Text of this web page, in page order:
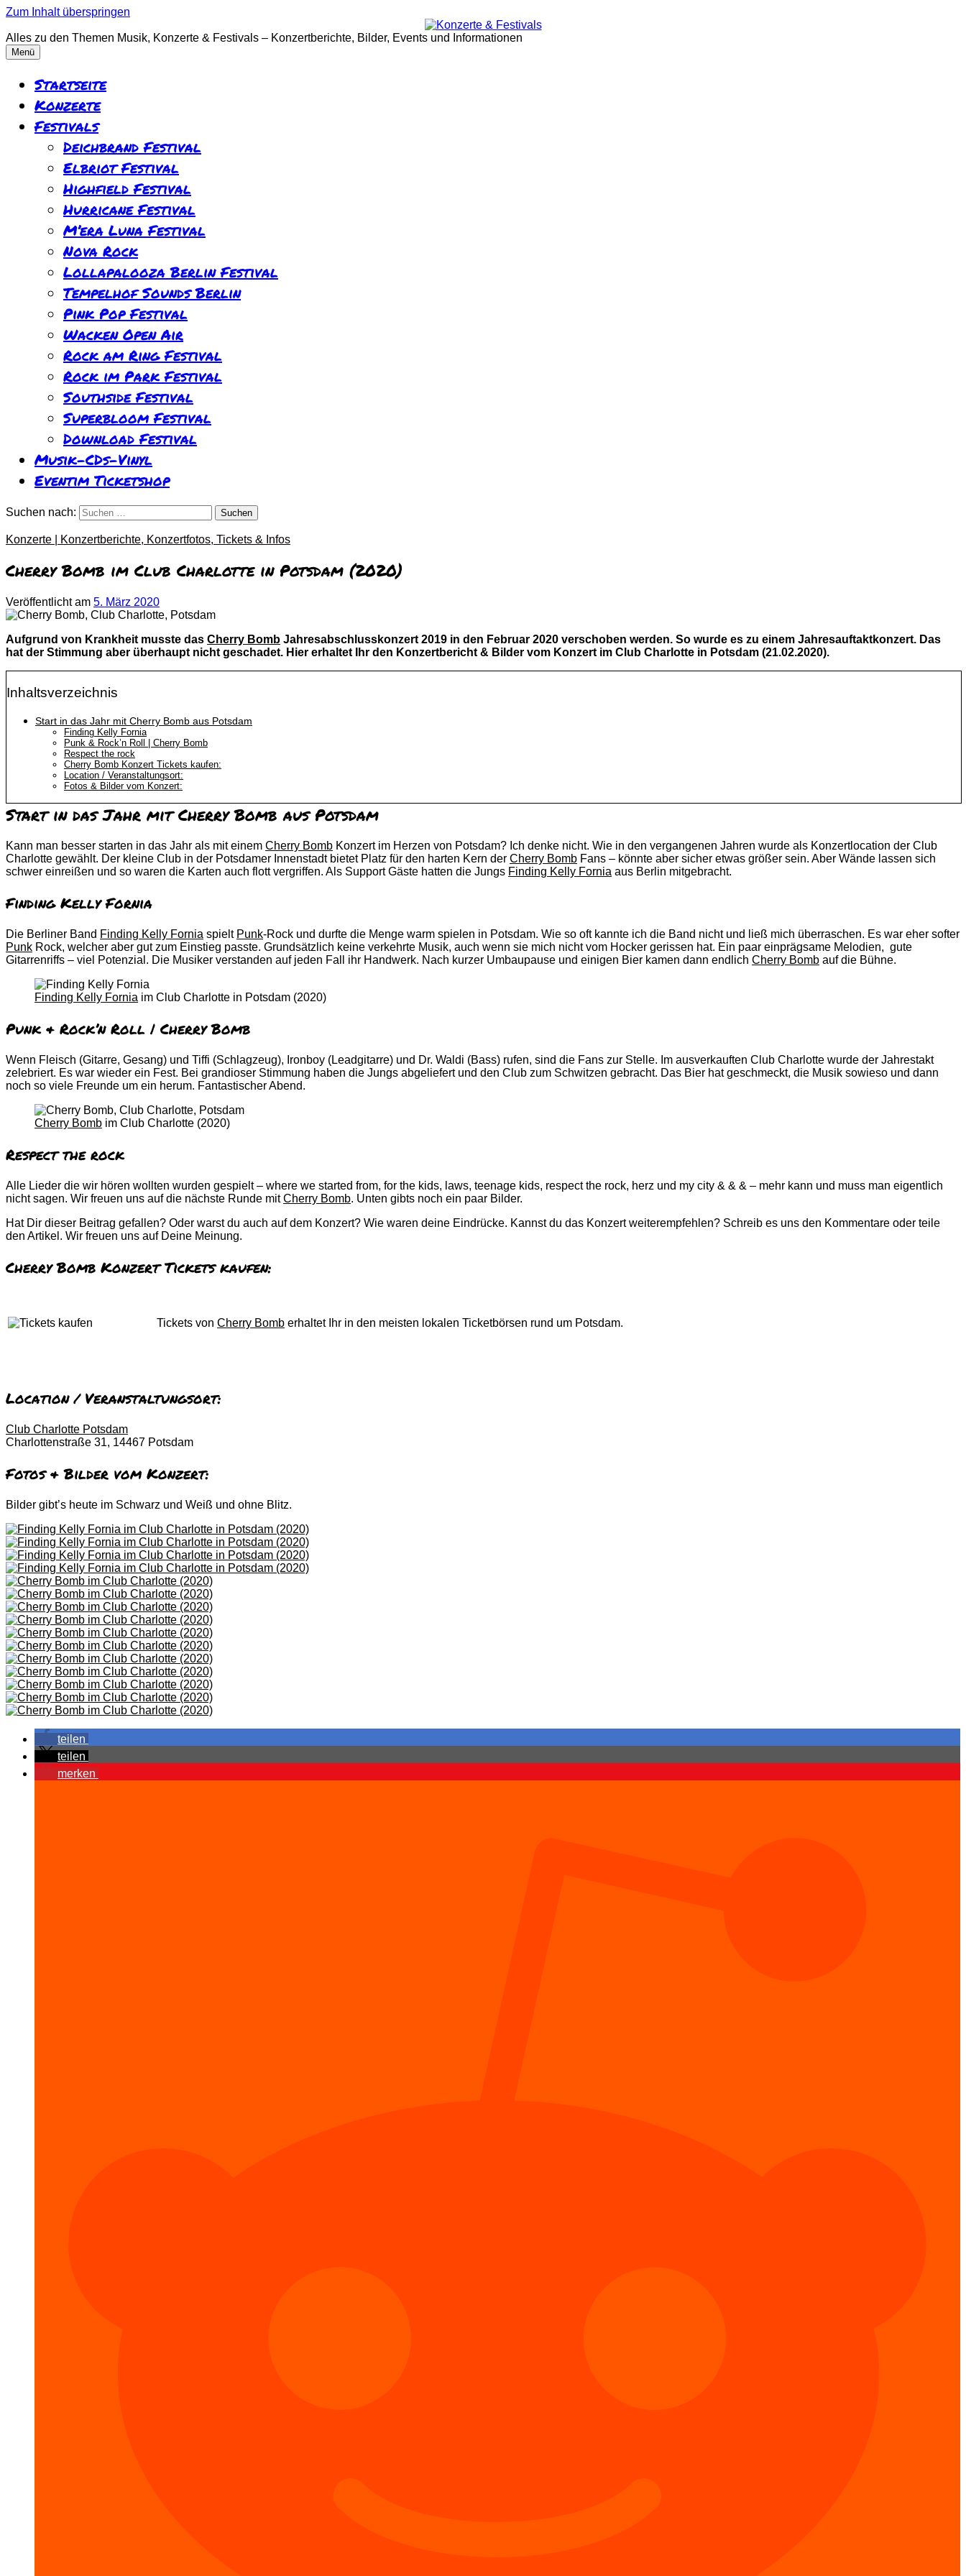
Zum Inhalt überspringen
Alles zu den Themen Musik, Konzerte & Festivals – Konzertberichte, Bilder, Events und Informationen
Menü
Startseite
Konzerte
Festivals
Deichbrand Festival
Elbriot Festival
Highfield Festival
Hurricane Festival
M’era Luna Festival
Nova Rock
Lollapalooza Berlin Festival
Tempelhof Sounds Berlin
Pink Pop Festival
Wacken Open Air
Rock am Ring Festival
Rock im Park Festival
Southside Festival
Superbloom Festival
Download Festival
Musik-CDs-Vinyl
Eventim Ticketshop
Suchen nach:
Konzerte | Konzertberichte, Konzertfotos, Tickets & Infos
Cherry Bomb im Club Charlotte in Potsdam (2020)
Veröffentlichtam 5. März 2020
Aufgrund von Krankheit musste das Cherry Bomb Jahresabschlusskonzert 2019 in den Februar 2020 verschoben werden. So wurde es zu einem Jahresauftaktkonzert. Das
hat der Stimmung aber überhaupt nicht geschadet. Hier erhaltet Ihr den Konzertbericht & Bilder vom Konzert im Club Charlotte in Potsdam (21.02.2020).
Inhaltsverzeichnis
Start in das Jahr mit Cherry Bomb aus Potsdam
Finding Kelly Fornia
Punk & Rock’n Roll | Cherry Bomb
Respect the rock
Cherry Bomb Konzert Tickets kaufen:
Location / Veranstaltungsort:
Fotos & Bilder vom Konzert:
Start in das Jahr mit Cherry Bomb aus Potsdam
Kann man besser starten in das Jahr als mit einem Cherry Bomb Konzert im Herzen von Potsdam? Ich denke nicht. Wie in den vergangenen Jahren wurde als Konzertlocation der Club
Charlotte gewählt. Der kleine Club in der Potsdamer Innenstadt bietet Platz für den harten Kern der Cherry Bomb Fans – könnte aber sicher etwas größer sein. Aber Wände lassen sich
schwer einreißen und so waren die Karten auch flott vergriffen. Als Support Gäste hatten die Jungs Finding Kelly Fornia aus Berlin mitgebracht.
Finding Kelly Fornia
Die Berliner Band Finding Kelly Fornia spielt Punk-Rock und durfte die Menge warm spielen in Potsdam. Wie so oft kannte ich die Band nicht und ließ mich überraschen. Es war eher softer
Punk Rock, welcher aber gut zum Einstieg passte. Grundsätzlich keine verkehrte Musik, auch wenn sie mich nicht vom Hocker gerissen hat. Ein paar einprägsame Melodien, gute
Gitarrenriffs – viel Potenzial. Die Musiker verstanden auf jeden Fall ihr Handwerk. Nach kurzer Umbaupause und einigen Bier kamen dann endlich Cherry Bomb auf die Bühne.
Finding Kelly Fornia im Club Charlotte in Potsdam (2020)
Punk & Rock’n Roll | Cherry Bomb
Wenn Fleisch (Gitarre, Gesang) und Tiffi (Schlagzeug), Ironboy (Leadgitarre) und Dr. Waldi (Bass) rufen, sind die Fans zur Stelle. Im ausverkauften Club Charlotte wurde der Jahrestakt
zelebriert. Es war wieder ein Fest. Bei grandioser Stimmung haben die Jungs abgeliefert und den Club zum Schwitzen gebracht. Das Bier hat geschmeckt, die Musik sowieso und dann
noch so viele Freunde um ein herum. Fantastischer Abend.
Cherry Bomb im Club Charlotte (2020)
Respect the rock
Alle Lieder die wir hören wollten wurden gespielt – where we started from, for the kids, laws, teenage kids, respect the rock, herz und my city & & & – mehr kann und muss man eigentlich
nicht sagen. Wir freuen uns auf die nächste Runde mitCherry Bomb. Unten gibts noch ein paar Bilder.
Hat Dir dieser Beitrag gefallen? Oder warst du auch auf dem Konzert? Wie waren deine Eindrücke. Kannst du das Konzert weiterempfehlen? Schreib es uns den Kommentare oder teile
den Artikel. Wir freuen uns auf Deine Meinung.
Cherry Bomb Konzert Tickets kaufen:
Tickets von Cherry Bomb erhaltet Ihr in den meisten lokalen Ticketbörsen rund um Potsdam.
Location / Veranstaltungsort:
Club Charlotte Potsdam
Charlottenstraße 31, 14467 Potsdam
Fotos & Bilder vom Konzert:
Bilder gibt’s heute im Schwarz und Weiß und ohne Blitz.
teilen
teilen
merken